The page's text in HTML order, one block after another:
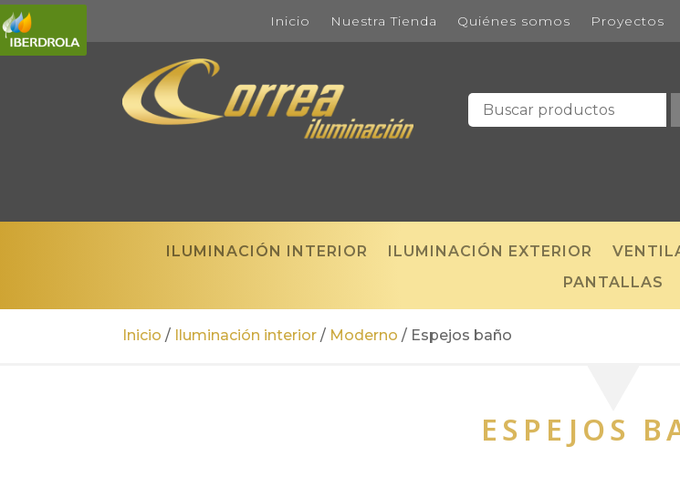
Inicio Nuestra Tienda Quiénes somos Proyectos
ILUMINACIÓN INTERIOR ILUMINACIÓN EXTERIOR
PANTALLAS
Inicio / Iluminación interior / Moderno / Espejos baño
ESPEJOS